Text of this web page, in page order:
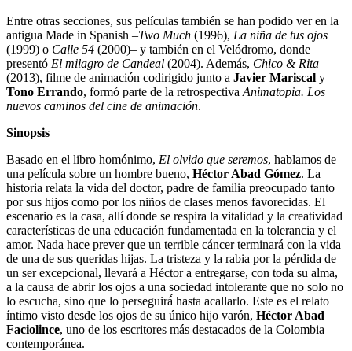
Entre otras secciones, sus películas también se han podido ver en la
antigua Made in Spanish –Two Much (1996), La niña de tus ojos
(1999) o Calle 54 (2000)– y también en el Velódromo, donde
presentó El milagro de Candeal (2004). Además, Chico & Rita
(2013), filme de animación codirigido junto a Javier Mariscal y
Tono Errando, formó parte de la retrospectiva Animatopia. Los
nuevos caminos del cine de animación.
Sinopsis
Basado en el libro homónimo, El olvido que seremos, hablamos de
una película sobre un hombre bueno, Héctor Abad Gómez. La
historia relata la vida del doctor, padre de familia preocupado tanto
por sus hijos como por los niños de clases menos favorecidas. El
escenario es la casa, allí donde se respira la vitalidad y la creatividad
características de una educación fundamentada en la tolerancia y el
amor. Nada hace prever que un terrible cáncer terminará con la vida
de una de sus queridas hijas. La tristeza y la rabia por la pérdida de
un ser excepcional, llevará a Héctor a entregarse, con toda su alma,
a la causa de abrir los ojos a una sociedad intolerante que no solo no
lo escucha, sino que lo perseguirá́ hasta acallarlo. Este es el relato
íntimo visto desde los ojos de su único hijo varón, Héctor Abad
Faciolince, uno de los escritores más destacados de la Colombia
contemporánea.